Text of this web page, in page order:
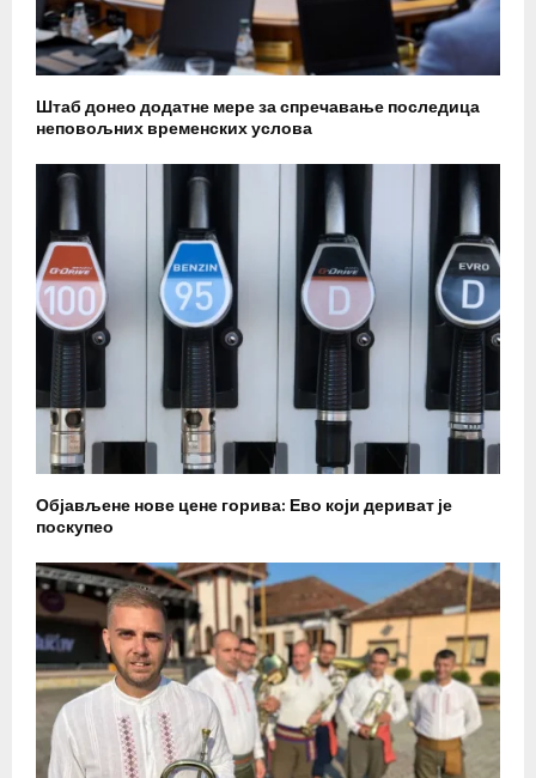
Штаб донео додатне мере за спречавање последица
неповољних временских услова
Објављене нове цене горива: Ево који дериват је
поскупео